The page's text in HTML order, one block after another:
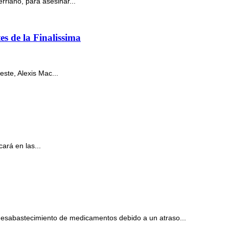
de la Finalissima
Alexis Mac...
en las...
de medicamentos debido a un atraso...